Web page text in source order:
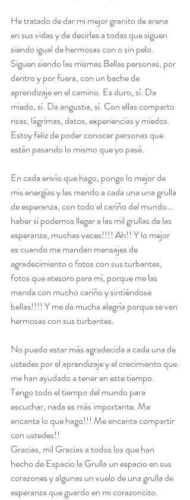
He tratado de dar mi mejor granito de arena
en sus vidas y de decirles a todas que siguen
siendo igual de hermosas con o sin pelo.
Siguen siendo las mismas Bellas personas, por
dentro y por fuera, con un bache de
aprendizaje en el camino. Es duro, sí. Da
miedo, sí. Da angustia, sí. Con ellas comparto
risas, lágrimas, datos, experiencias y miedos.
Estoy feliz de poder conocer personas que
están pasando lo mismo que yo pasé.
En cada envío que hago, pongo lo mejor de
mis energías y les mando a cada una una grulla
de esperanza, con todo el cariño del mundo…
haber sí podemos llegar a las mil grullas de las
esperanza, muchas veces!!!! Ah!! Y lo mejor
es cuando me mandan mensajes de
agradecimiento o fotos con sus turbantes,
fotos que atesoro para mí, porque me las
manda con mucho cariño y sintiéndose
bellas!!!! Y me da mucha alegría porque se ven
hermosas con sus turbantes.
No puedo estar más agradecida a cada una de
ustedes por el aprendizaje y el crecimiento que
me han ayudado a tener en este tiempo.
Tengo todo el tiempo del mundo para
escuchar, nada es más importante. Me
encanta lo que hago!!! Me encanta compartir
con ustedes!!
Gracias, mil Gracias a todos los que han
hecho de Espacio la Grulla un espacio en sus
corazones y algunas un vuelo de una grulla de
esperanza que guardo en mi corazoncito.